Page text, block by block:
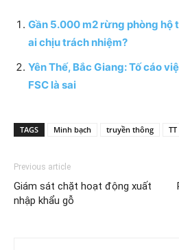
Gần 5.000 m2 rừng phòng hộ
ai chịu trách nhiệm?
Yên Thế, Bắc Giang: Tố cáo
FSC là sai
TAGS Minh bạch truyền thông TT
Previous article
Giám sát chặt hoạt động xuất
nhập khẩu gỗ